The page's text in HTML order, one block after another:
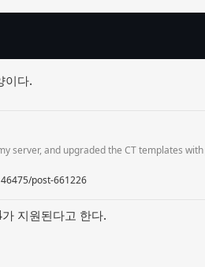
이다.
server, and upgraded the CT templates
post-661226
지원된다고 한다.